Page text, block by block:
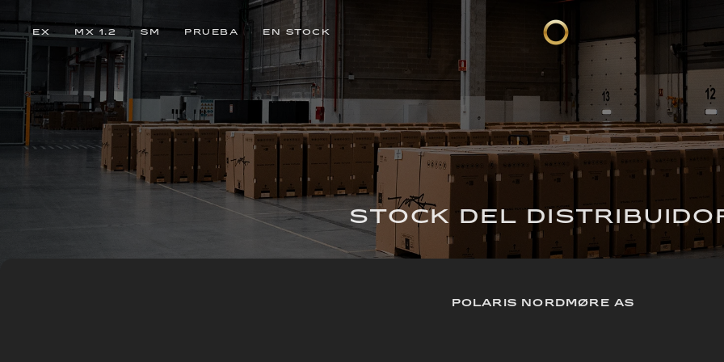
EX MX 1.2 SM PRUEBA EN STOCK
STOCK DEL
POLARIS NORDMØRE AS